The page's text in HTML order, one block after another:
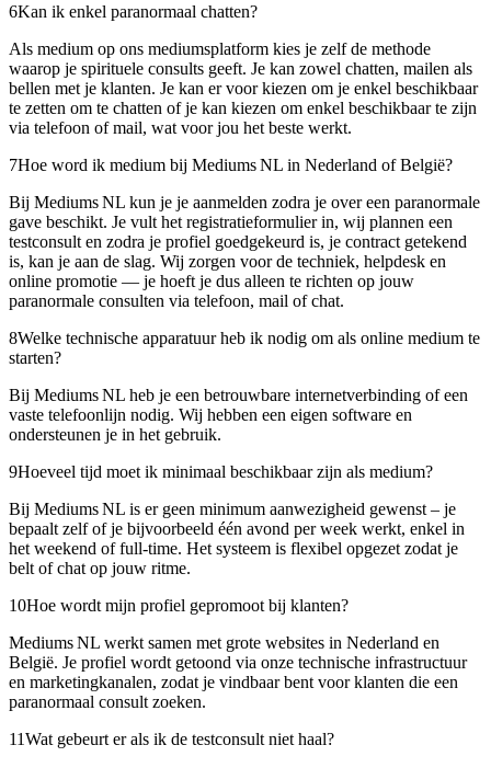
6Kan ik enkel paranormaal chatten?
Als medium op ons mediumsplatform kies je zelf de methode
waarop je spirituele consults geeft. Je kan zowel chatten, mailen als
bellen met je klanten. Je kan er voor kiezen om je enkel beschikbaar
te zetten om te chatten of je kan kiezen om enkel beschikbaar te zijn
via telefoon of mail, wat voor jou het beste werkt.
7Hoe word ik medium bij Mediums NL in Nederland of België?
Bij Mediums NL kun je je aanmelden zodra je over een paranormale
gave beschikt. Je vult het registratieformulier in, wij plannen een
testconsult en zodra je profiel goedgekeurd is, je contract getekend
is, kan je aan de slag. Wij zorgen voor de techniek, helpdesk en
online promotie — je hoeft je dus alleen te richten op jouw
paranormale consulten via telefoon, mail of chat.
8Welke technische apparatuur heb ik nodig om als online medium te
starten?
Bij Mediums NL heb je een betrouwbare internetverbinding of een
vaste telefoonlijn nodig. Wij hebben een eigen software en
ondersteunen je in het gebruik.
9Hoeveel tijd moet ik minimaal beschikbaar zijn als medium?
Bij Mediums NL is er geen minimum aanwezigheid gewenst – je
bepaalt zelf of je bijvoorbeeld één avond per week werkt, enkel in
het weekend of full‑time. Het systeem is flexibel opgezet zodat je
belt of chat op jouw ritme.
10Hoe wordt mijn profiel gepromoot bij klanten?
Mediums NL werkt samen met grote websites in Nederland en
België. Je profiel wordt getoond via onze technische infrastructuur
en marketingkanalen, zodat je vindbaar bent voor klanten die een
paranormaal consult zoeken.
11Wat gebeurt er als ik de testconsult niet haal?